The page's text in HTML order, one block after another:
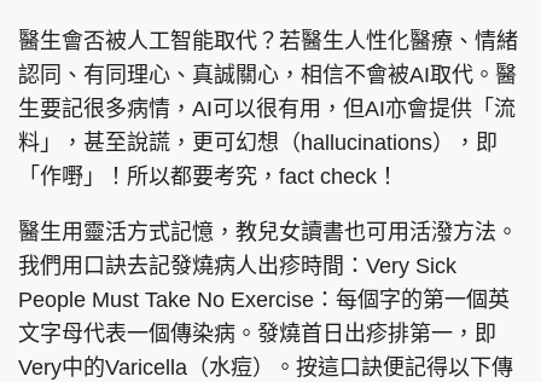
關於我們
聯絡我們
隱私政策聲明
使用條款
版權及免責聲明
Copyright © 東周網 版權所有 . 不得轉載
©Eastweek.com.hk. All rights reserved.
醫生會否被人工智能取代？若醫生人性化醫療、情緒
認同、有同理心、真誠關心，相信不會被AI取代。醫
生要記很多病情，AI可以很有用，但AI亦會提供「流
料」，甚至說謊，更可幻想（hallucinations），即
「作嘢」！所以都要考究，fact check！
醫生用靈活方式記憶，教兒女讀書也可用活潑方法。
我們用口訣去記發燒病人出疹時間：Very Sick
People Must Take No Exercise：每個字的第一個英
文字母代表一個傳染病。發燒首日出疹排第一，即
Very中的Varicella（水痘）。按這口訣便記得以下傳